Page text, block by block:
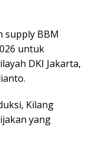
supply BBM
untuk
DKI Jakarta,
Kilang
yang